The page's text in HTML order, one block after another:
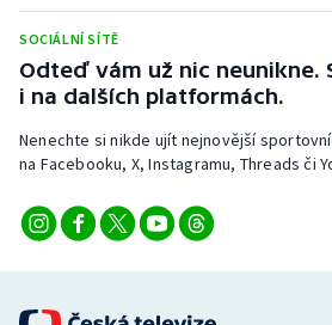
Plážový volejbal
Ragby
Rychlobruslení
Short track
SOCIÁLNÍ SÍTĚ
Odteď vám už nic neunikne.
i na dalších platformách.
Nenechte si nikde ujít nejnovější
na Facebooku, X, Instagramu, Threads či